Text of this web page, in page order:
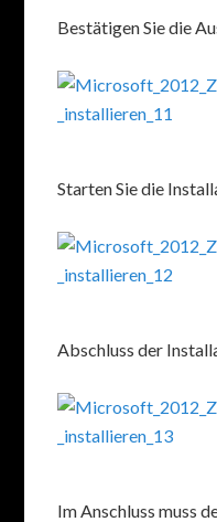
Bestätigen Sie die
Starten Sie die
Abschluss der
Im Anschluss muss